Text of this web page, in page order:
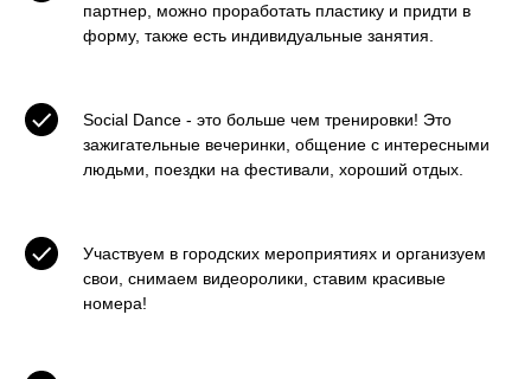
партнер, можно проработать пластику и придти в
форму, также есть индивидуальные занятия.
Social Dance - это больше чем тренировки! Это
зажигательные вечеринки, общение с интересными
людьми, поездки на фестивали, хороший отдых.
Участвуем в городских мероприятиях и организуем
свои, снимаем видеоролики, ставим красивые
номера!